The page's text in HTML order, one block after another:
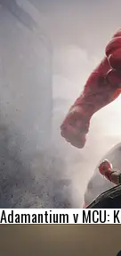
Adamantium v MCU: